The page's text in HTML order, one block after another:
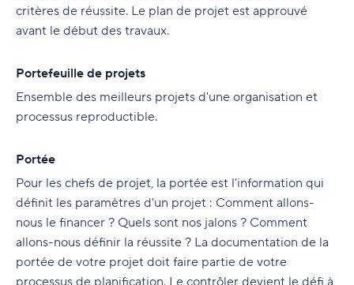
critères de réussite. Le plan de projet est approuvé
avant le début des travaux.
Portefeuille de projets
Ensemble des meilleurs projets d'une organisation et
processus reproductible.
Portée
Pour les chefs de projet, la portée est l'information qui
définit les paramètres d'un projet : Comment allons-
nous le financer ? Quels sont nos jalons ? Comment
allons-nous définir la réussite ? La documentation de la
portée de votre projet doit faire partie de votre
processus de planification. Le contrôler devient le défi à